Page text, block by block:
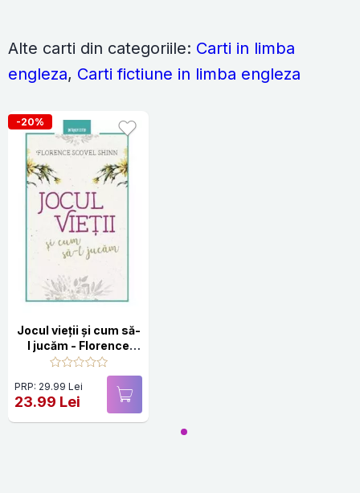
Alte carti din categoriile: Carti in limba
engleza, Carti fictiune in limba engleza
-20%
Jocul vieții și cum să-
l jucăm - Florence
Scovel Shinn
PRP: 29.99 Lei
23.99 Lei